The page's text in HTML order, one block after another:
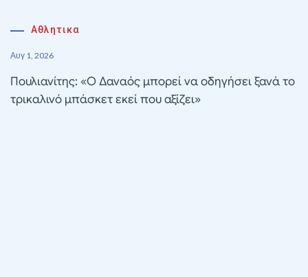
Αθλητικα
Αυγ 1, 2026
Πουλιανίτης: «Ο Δαναός μπορεί να οδηγήσει ξανά το
τρικαλινό μπάσκετ εκεί που αξίζει»